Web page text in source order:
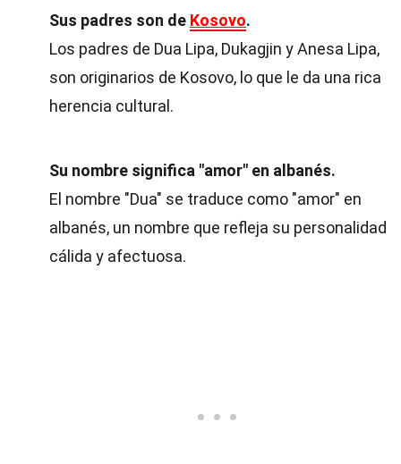
Sus padres son de Kosovo.
Los padres de Dua Lipa, Dukagjin y Anesa Lipa,
son originarios de Kosovo, lo que le da una rica
herencia cultural.
Su nombre significa "amor" en albanés.
El nombre "Dua" se traduce como "amor" en
albanés, un nombre que refleja su personalidad
cálida y afectuosa.